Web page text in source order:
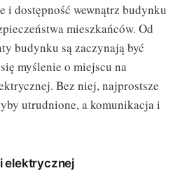
i dostępność wewnątrz budynku
mieszkańców. Od
budynku są zaczynają być
myślenie o miejscu na
Bez niej, najprostsze
utrudnione, a komunikacja i
elektrycznej